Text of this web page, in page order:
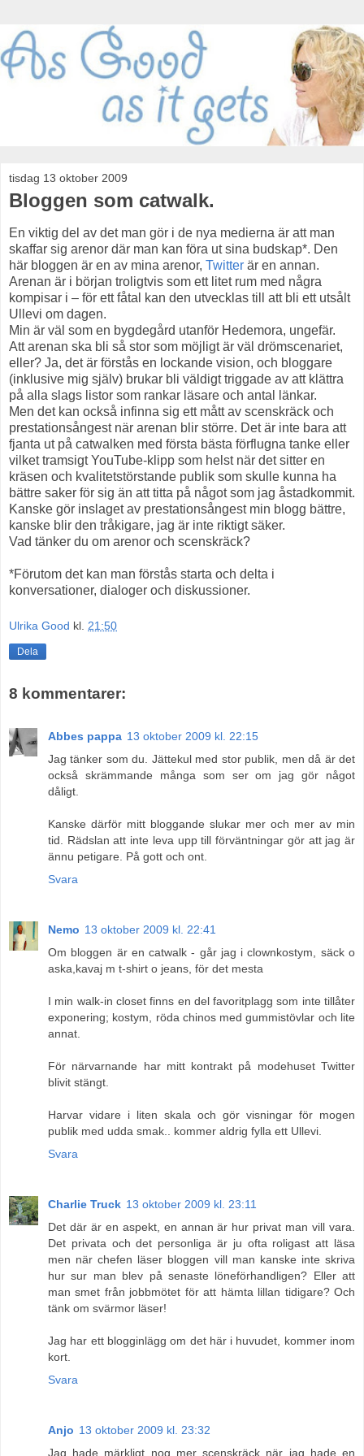
tisdag 13 oktober 2009
Bloggen som catwalk.
En viktig del av det man gör i de nya medierna är att man
skaffar sig arenor där man kan föra ut sina budskap*. Den
här bloggen är en av mina arenor, Twitter är en annan.
Arenan är i början troligtvis som ett litet rum med några
kompisar i – för ett fåtal kan den utvecklas till att bli ett utsålt
Ullevi om dagen.
Min är väl som en bygdegård utanför Hedemora, ungefär.
Att arenan ska bli så stor som möjligt är väl drömscenariet,
eller? Ja, det är förstås en lockande vision, och bloggare
(inklusive mig själv) brukar bli väldigt triggade av att klättra
på alla slags listor som rankar läsare och antal länkar.
Men det kan också infinna sig ett mått av scenskräck och
prestationsångest när arenan blir större. Det är inte bara att
fjanta ut på catwalken med första bästa förflugna tanke eller
vilket tramsigt YouTube-klipp som helst när det sitter en
kräsen och kvalitetstörstande publik som skulle kunna ha
bättre saker för sig än att titta på något som jag åstadkommit.
Kanske gör inslaget av prestationsångest min blogg bättre,
kanske blir den tråkigare, jag är inte riktigt säker.
Vad tänker du om arenor och scenskräck?
*Förutom det kan man förstås starta och delta i
konversationer, dialoger och diskussioner.
Ulrika Good kl. 21:50
Dela
8 kommentarer:
Abbes pappa 13 oktober 2009 kl. 22:15
Jag tänker som du. Jättekul med stor publik, men då är det
också skrämmande många som ser om jag gör något
dåligt.
Kanske därför mitt bloggande slukar mer och mer av min
tid. Rädslan att inte leva upp till förväntningar gör att jag är
ännu petigare. På gott och ont.
Svara
Nemo 13 oktober 2009 kl. 22:41
Om bloggen är en catwalk - går jag i clownkostym, säck o
aska,kavaj m t-shirt o jeans, för det mesta
I min walk-in closet finns en del favoritplagg som inte tillåter
exponering; kostym, röda chinos med gummistövlar och lite
annat.
För närvarnande har mitt kontrakt på modehuset Twitter
blivit stängt.
Harvar vidare i liten skala och gör visningar för mogen
publik med udda smak.. kommer aldrig fylla ett Ullevi.
Svara
Charlie Truck 13 oktober 2009 kl. 23:11
Det där är en aspekt, en annan är hur privat man vill vara.
Det privata och det personliga är ju ofta roligast att läsa
men när chefen läser bloggen vill man kanske inte skriva
hur sur man blev på senaste löneförhandligen? Eller att
man smet från jobbmötet för att hämta lillan tidigare? Och
tänk om svärmor läser!
Jag har ett blogginlägg om det här i huvudet, kommer inom
kort.
Svara
Anjo 13 oktober 2009 kl. 23:32
Jag hade märkligt nog mer scenskräck när jag hade en